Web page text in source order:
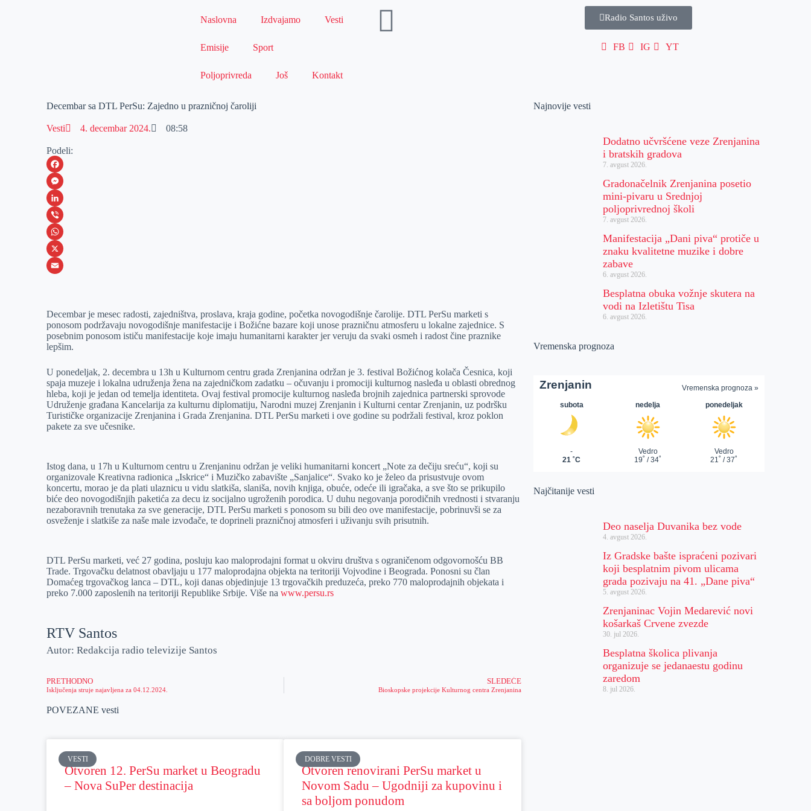
Naslovna Izdvajamo Vesti
Emisije Sport
Poljoprivreda Još Kontakt
Radio Santos uživo
FB IG YT
Decembar sa DTL PerSu: Zajedno u prazničnoj čaroliji
Vesti 4. decembar 2024. 08:58
Podeli:
F
a
c
e
b
o
M
e
s
s
e
e
r
L
i
n
k
I
n
V
i
b
W
h
s
A
p
p
X
a
i
l
Decembar je mesec radosti, zajedništva, proslava, kraja godine, početka novogodišnje čarolije. DTL PerSu marketi s
ponosom podržavaju novogodišnje manifestacije i Božićne bazare koji unose prazničnu atmosferu u lokalne zajednice. S
posebnim ponosom ističu manifestacije koje imaju humanitarni karakter jer veruju da svaki osmeh i radost čine praznike
lepšim.
U ponedeljak, 2. decembra u 13h u Kulturnom centru grada Zrenjanina održan je 3. festival Božićnog kolača Česnica, koji
spaja muzeje i lokalna udruženja žena na zajedničkom zadatku – očuvanju i promociji kulturnog nasleđa u oblasti obrednog
hleba, koji je jedan od temelja identiteta. Ovaj festival promocije kulturnog nasleđa brojnih zajednica partnerski sprovode
Udruženje građana Kancelarija za kulturnu diplomatiju, Narodni muzej Zrenjanin i Kulturni centar Zrenjanin, uz podršku
Turističke organizacije Zrenjanina i Grada Zrenjanina. DTL PerSu marketi i ove godine su podržali festival, kroz poklon
pakete za sve učesnike.
Istog dana, u 17h u Kulturnom centru u Zrenjaninu održan je veliki humanitarni koncert „Note za dečiju sreću“, koji su
organizovale Kreativna radionica „Iskrice“ i Muzičko zabavište „Sanjalice“. Svako ko je želeo da prisustvuje ovom
koncertu, morao je da plati ulaznicu u vidu slatkiša, slaniša, novih knjiga, obuće, odeće ili igračaka, a sve što se prikupilo
biće deo novogodišnjih paketića za decu iz socijalno ugroženih porodica. U duhu negovanja porodičnih vrednosti i stvaranju
nezaboravnih trenutaka za sve generacije, DTL PerSu marketi s ponosom su bili deo ove manifestacije, pobrinuvši se za
osveženje i slatkiše za naše male izvođače, te doprineli prazničnoj atmosferi i uživanju svih prisutnih.
DTL PerSu marketi, već 27 godina, posluju kao maloprodajni format u okviru društva s ograničenom odgovornošću BB
Trade. Trgovačku delatnost obavljaju u 177 maloprodajna objekta na teritoriji Vojvodine i Beograda. Ponosni su član
Domaćeg trgovačkog lanca – DTL, koji danas objedinjuje 13 trgovačkih preduzeća, preko 770 maloprodajnih objekata i
preko 7.000 zaposlenih na teritoriji Republike Srbije. Više nawww.persu.rs
RTV Santos
Autor: Redakcija radio televizije Santos
PRETHODNO
Isključenja struje najavljena za 04.12.2024.
SLEDEĆE
Bioskopske projekcije Kulturnog centra Zrenjanina
POVEZANE vesti
VESTI
Otvoren 12. PerSu market u Beogradu
– Nova SuPer destinacija
DOBRE VESTI
Otvoren renovirani PerSu market u
Novom Sadu – Ugodniji za kupovinu i
sa boljom ponudom
Najnovije vesti
Dodatno učvršćene veze Zrenjanina
i bratskih gradova
7. avgust 2026.
Gradonačelnik Zrenjanina posetio
mini-pivaru u Srednjoj
poljoprivrednoj školi
7. avgust 2026.
Manifestacija „Dani piva“ protiče u
znaku kvalitetne muzike i dobre
zabave
6. avgust 2026.
Besplatna obuka vožnje skutera na
vodi na Izletištu Tisa
6. avgust 2026.
Vremenska prognoza
Najčitanije vesti
Deo naselja Duvanika bez vode
4. avgust 2026.
Iz Gradske bašte ispraćeni pozivari
koji besplatnim pivom ulicama
grada pozivaju na 41. „Dane piva“
5. avgust 2026.
Zrenjaninac Vojin Medarević novi
košarkaš Crvene zvezde
30. jul 2026.
Besplatna školica plivanja
organizuje se jedanaestu godinu
zaredom
8. jul 2026.